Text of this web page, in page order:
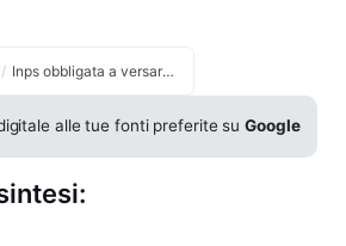
/ Inps obbligata a versare Tfr e contributi, Cassazione conferma responsabilità
alle tue fonti preferite suGoogle